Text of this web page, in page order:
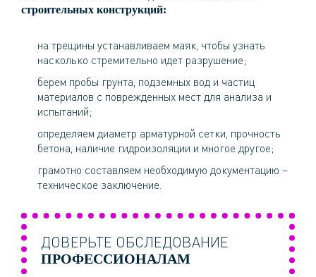
строительных конструкций:
на трещины устанавливаем маяк, чтобы узнать
насколько стремительно идет разрушение;
берем пробы грунта, подземных вод и частиц
материалов с поврежденных мест для анализа и
испытаний;
определяем диаметр арматурной сетки, прочность
бетона, наличие гидроизоляции и многое другое;
грамотно составляем необходимую документацию –
техническое заключение.
ДОВЕРЬТЕ ОБСЛЕДОВАНИЕ
ПРОФЕССИОНАЛАМ